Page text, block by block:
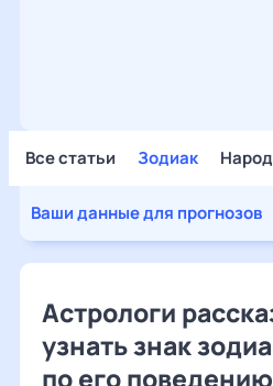
Все статьи Зодиак
Ваши данные для прогнозов
Астрологи
узнать знак
по его поведению